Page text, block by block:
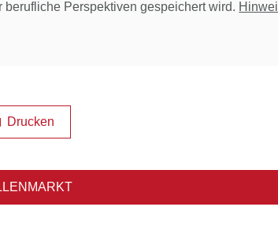
Perspektiven gespeichert wird.
Drucken